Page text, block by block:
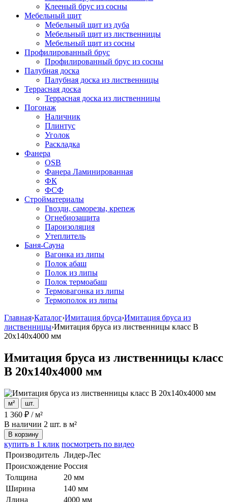
Клееный брус из сосны
Мебельный щит
Мебельный щит из дуба
Мебельный щит из лиственницы
Мебельный щит из сосны
Профилированный брус
Профилированный брус из сосны
Палубная доска
Палубная доска из лиственницы
Террасная доска
Террасная доска из лиственницы
Погонаж
Наличник
Плинтус
Уголок
Раскладка
Фанера
OSB
Фанера Ламинированная
ФК
ФСФ
Стройматериалы
Гвозди, саморезы, крепеж
Огнебиозащита
Пароизоляция
Утеплитель
Баня-Сауна
Вагонка из липы
Полок абаш
Полок из липы
Полок термоабаш
Термовагонка из липы
Термополок из липы
Главная›Каталог›Имитация бруса›Имитация бруса из
лиственницы›Имитация бруса из лиственницы класс В
20x140x4000 мм
Имитация бруса из лиственницы класс
В 20x140x4000 мм
м² шт.
1 360 ₽ /м²
В наличии 2 шт. в м²
В корзину
купить в 1 клик посмотреть по видео
Производитель Лидер-Лес
Происхождение Россия
Толщина
20 мм
Ширина
140 мм
Длина
4000 мм